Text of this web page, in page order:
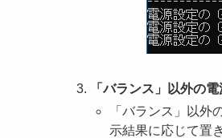
「バランス」以外の
「バランス」以
示結果に応じて置